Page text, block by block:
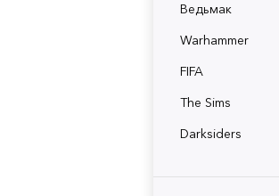
Ведьмак
Warhammer
FIFA
The Sims
Darksiders